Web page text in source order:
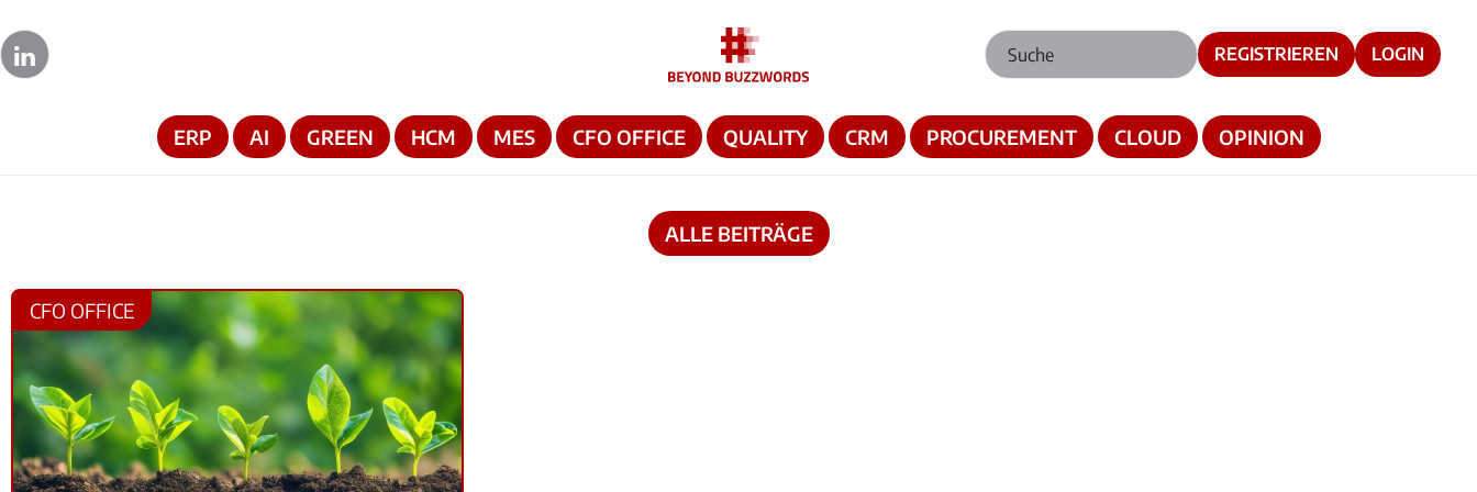
REGISTRIEREN LOGIN
ERP AI GREEN HCM MES CFO OFFICE QUALITY CRM PROCUREMENT CLOUD OPINION
ALLE BEITRÄGE
CFO OFFICE